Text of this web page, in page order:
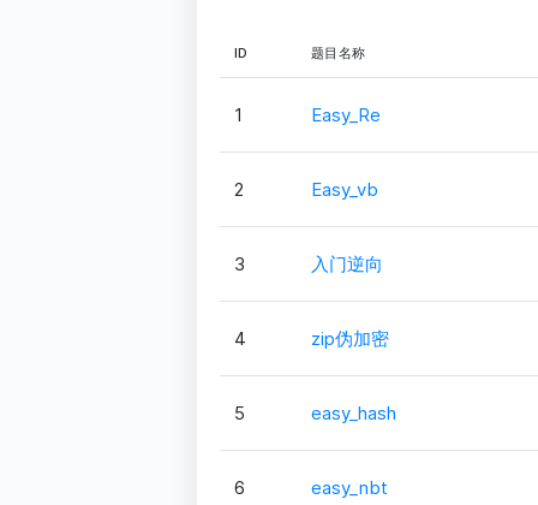
ID 题目名称
1 Easy_Re
2 Easy_vb
3 入门逆向
4 zip伪加密
5 easy_hash
6 easy_nbt